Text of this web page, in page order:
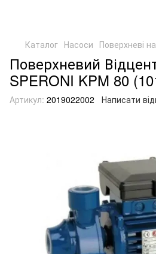
Каталог Насоси Поверхневі
Поверхневий
SPERONI KPM 80
Артикул: 2019022002 Написати